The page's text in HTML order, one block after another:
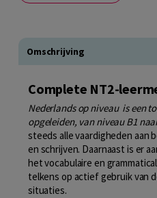
Omschrijving
Complete NT2-
Nederlands op niveau is een
opgeleiden, van niveau B1
steeds alle vaardigheden aan
en schrijven. Daarnaast is er
het vocabulaire en
telkens op actief gebruik van
situaties.